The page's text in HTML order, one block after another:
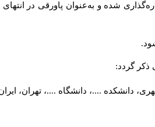
شده و به‌عنوان پاورقی در
ذکر گردد:
دانشکده ....، دانشگاه ....، تهران،